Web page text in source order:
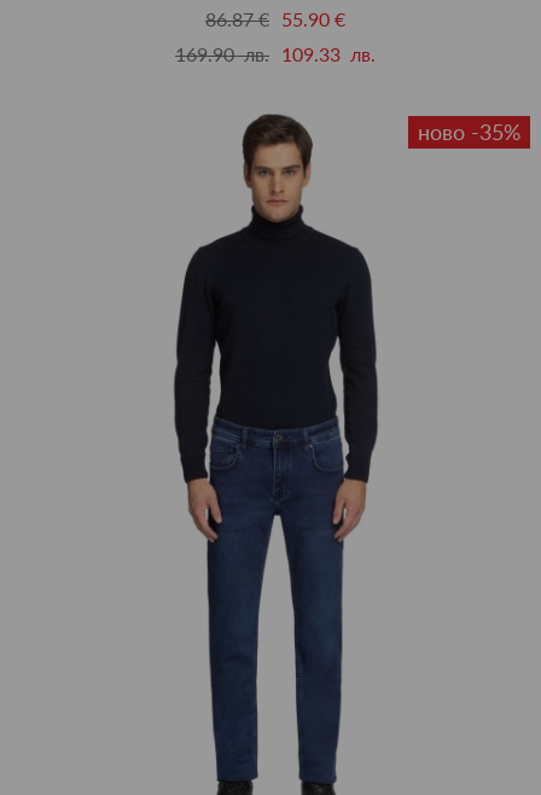
86.87 € 55.90 €
169.90 лв. 109.33 лв.
ново -35%